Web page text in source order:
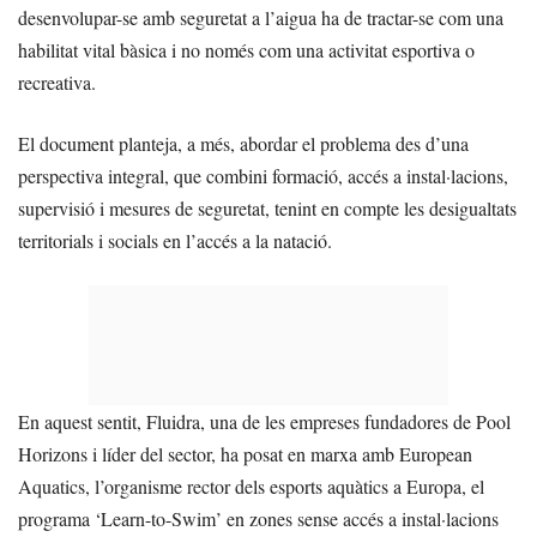
desenvolupar-se amb seguretat a l’aigua ha de tractar-se com una
habilitat vital bàsica i no només com una activitat esportiva o
recreativa.
El document planteja, a més, abordar el problema des d’una
perspectiva integral, que combini formació, accés a instal·lacions,
supervisió i mesures de seguretat, tenint en compte les desigualtats
territorials i socials en l’accés a la natació.
En aquest sentit, Fluidra, una de les empreses fundadores de Pool
Horizons i líder del sector, ha posat en marxa amb European
Aquatics, l’organisme rector dels esports aquàtics a Europa, el
programa ‘Learn-to-Swim’ en zones sense accés a instal·lacions